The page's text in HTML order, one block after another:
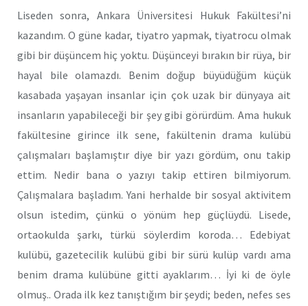
Liseden sonra, Ankara Üniversitesi Hukuk Fakültesi’ni
kazandım. O güne kadar, tiyatro yapmak, tiyatrocu olmak
gibi bir düşüncem hiç yoktu. Düşünceyi bırakın bir rüya, bir
hayal bile olamazdı. Benim doğup büyüdüğüm küçük
kasabada yaşayan insanlar için çok uzak bir dünyaya ait
insanların yapabileceği bir şey gibi görürdüm. Ama hukuk
fakültesine girince ilk sene, fakültenin drama kulübü
çalışmaları başlamıştır diye bir yazı gördüm, onu takip
ettim. Nedir bana o yazıyı takip ettiren bilmiyorum.
Çalışmalara başladım. Yani herhalde bir sosyal aktivitem
olsun istedim, çünkü o yönüm hep güçlüydü. Lisede,
ortaokulda şarkı, türkü söylerdim koroda… Edebiyat
kulübü, gazetecilik kulübü gibi bir sürü kulüp vardı ama
benim drama kulübüne gitti ayaklarım… İyi ki de öyle
olmuş.. Orada ilk kez tanıştığım bir şeydi; beden, nefes ses